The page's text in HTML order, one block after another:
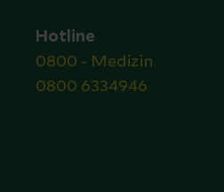
Hotline
0800 - Medizin
0800 6334946